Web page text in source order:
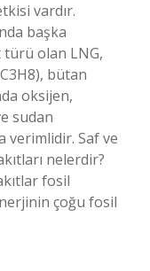
vardır.
başka
olan LNG,
bütan
oksijen,
sudan
verimlidir. Saf ve
nelerdir?
fosil
çoğu fosil